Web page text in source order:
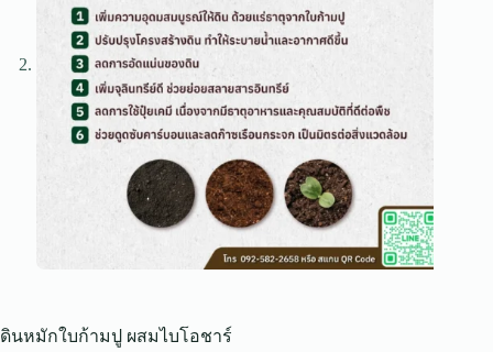
ดินหมักใบก้ามปู ผสมไบโอชาร์